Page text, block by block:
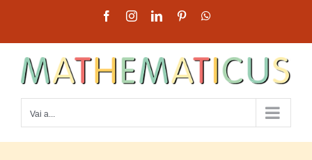
contenuto
FacebookInstagramLinkedInPinterest
Vai a...